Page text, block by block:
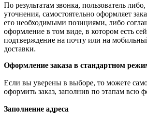
По результатам звонка, пользователь
уточнения, самостоятельно оформляет
его необходимыми позициями, либо
оформление в том виде, в котором есть
подтверждение на почту или на
доставки.
Оформление заказа в стандартном
Если вы уверены в выборе, то можете
оформить заказ, заполнив по этапам всю
Заполнение адреса